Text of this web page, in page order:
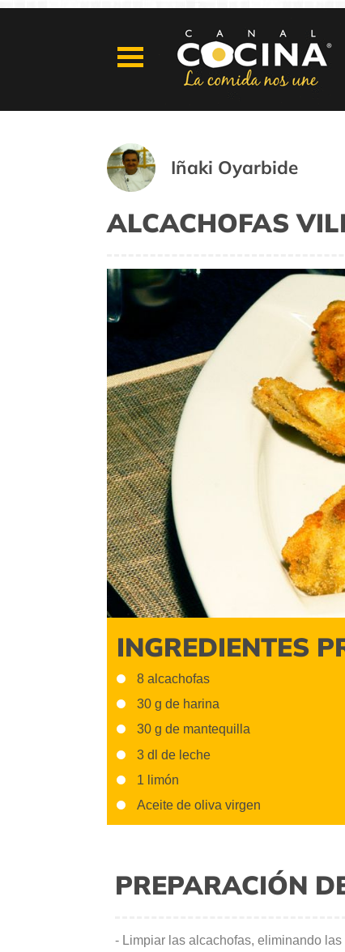
Iñaki Oyarbide
ALCACHOFAS
INGREDIENTES
8 alcachofas
30 g de harina
30 g de mantequilla
3 dl de leche
1 limón
Aceite de oliva virgen
PREPARACIÓN
- Limpiar las alcachofas, eliminando